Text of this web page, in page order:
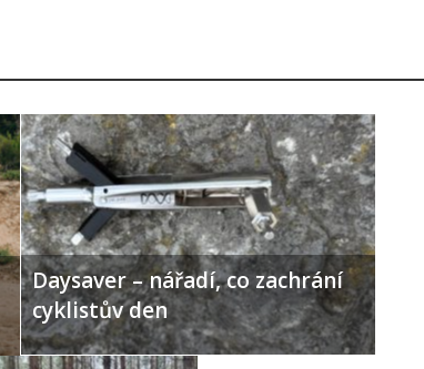
Daysaver – nářadí, co zachrání
cyklistův den